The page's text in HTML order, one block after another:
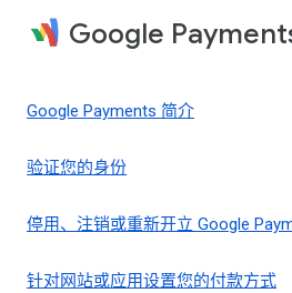
Google
Google Payments 简介
验证您的身份
停用、注销或重新开立 Google
针对网站或应用设置您的付款方式